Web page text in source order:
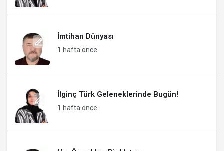
İmtihan Dünyası
1 hafta önce
İlginç Türk Geleneklerinde Bugün!
1 hafta önce